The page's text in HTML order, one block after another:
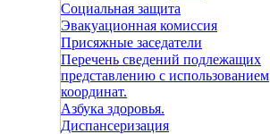
Социальная защита
Эвакуационная комиссия
Присяжные заседатели
Перечень сведений подлежащих
представлению с использованием
координат.
Азбука здоровья.
Диспансеризация